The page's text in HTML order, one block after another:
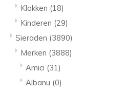
Klokken (18)
Kinderen (29)
Sieraden (3890)
Merken (3888)
Amici (31)
Albanu (0)